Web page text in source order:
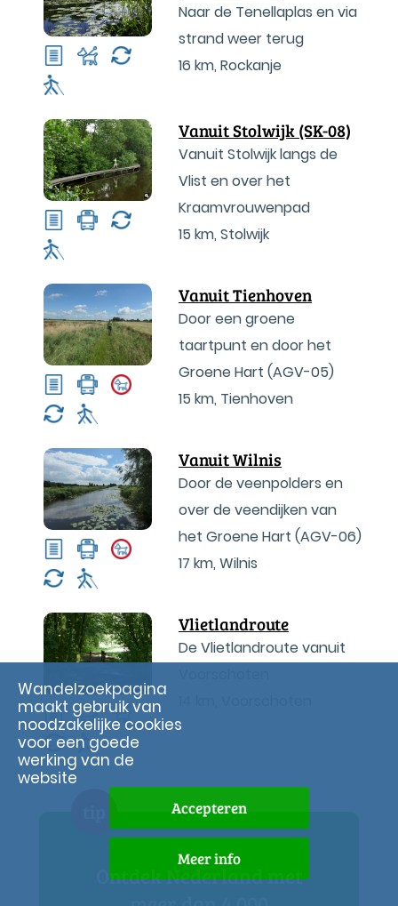
Naar de Tenellaplas en via
strand weer terug
16 km, Rockanje
Vanuit Stolwijk (SK-08)
Vanuit Stolwijk langs de
Vlist en over het
Kraamvrouwenpad
15 km, Stolwijk
Vanuit Tienhoven
Door een groene
taartpunt en door het
Groene Hart (AGV-05)
15 km, Tienhoven
Vanuit Wilnis
Door de veenpolders en
over de veendijken van
het Groene Hart (AGV-06)
17 km, Wilnis
Vlietlandroute
De Vlietlandroute vanuit
Ontdek Nederland met
Wandelzoekpagina
maakt gebruik van
noodzakelijke cookies
voor een goede
werking van de
website
Accepteren
Meer info